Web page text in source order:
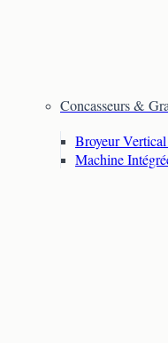
Concasseurs &
Broyeur
Machine